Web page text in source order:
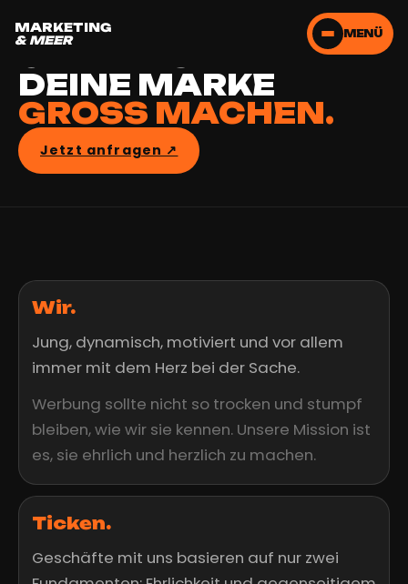
MARKETING
& MEER
MENÜ
LASS UNS
GEMEINSAM
DEINE MARKE
GROSS MACHEN.
Jetzt anfragen ↗︎
Wir.
Jung, dynamisch, motiviert und vor allem
immer mit dem Herz bei der Sache.
Werbung sollte nicht so trocken und stumpf
bleiben, wie wir sie kennen. Unsere Mission ist
es, sie ehrlich und herzlich zu machen.
Ticken.
Geschäfte mit uns basieren auf nur zwei